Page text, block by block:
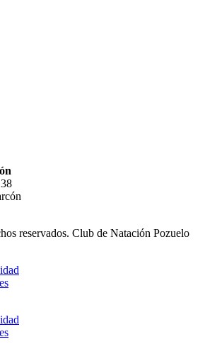
reservados. Club de Natación Pozuelo